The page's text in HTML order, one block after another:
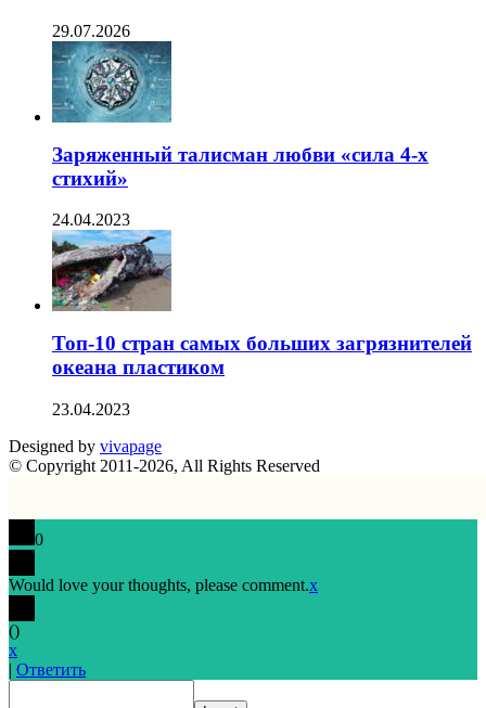
29.07.2026
Заряженный талисман любви «сила 4-х
стихий»
24.04.2023
Топ-10 стран самых больших загрязнителей
океана пластиком
23.04.2023
Designed by vivapage
© Copyright 2011-2026, All Rights Reserved
0
Would love your thoughts, please comment.x
()
x
| Ответить